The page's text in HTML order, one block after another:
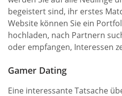
begeistert sind, ihr erstes
Website können Sie ein
hochladen, nach Partnern
oder empfangen, Interessen
Gamer Dating
Eine interessante Tatsache